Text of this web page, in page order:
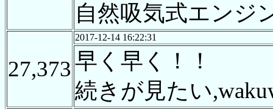
自然吸気式エンジ
27,373
2017-12-14 16:22:31
早く早く！！
続きが見たい